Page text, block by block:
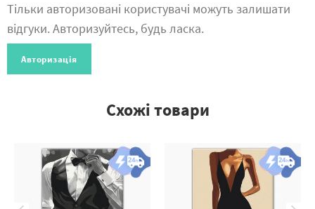
Тільки авторизовані користувачі можуть залишати
відгуки. Авторизуйтесь, будь ласка.
Авторизація
Схожі товари